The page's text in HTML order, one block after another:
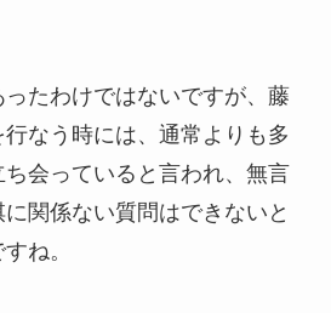
たわけではないですが、藤
なう時には、通常よりも多
ち会っていると言われ、無言
関係ない質問はできないと
ね。